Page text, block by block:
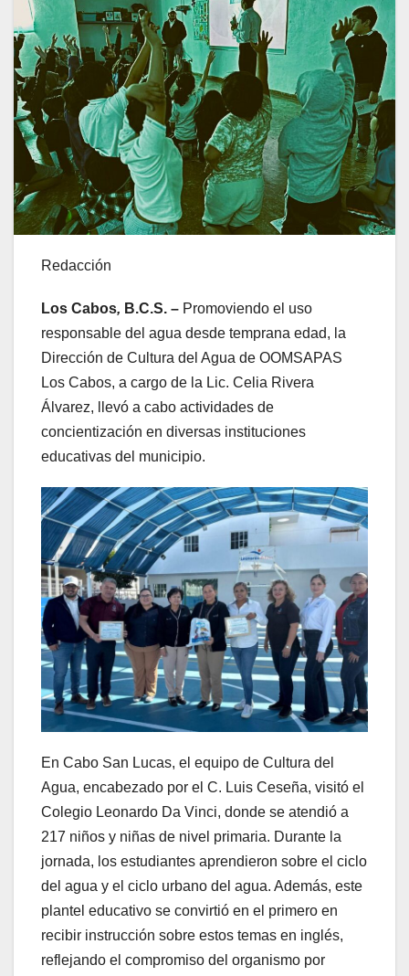
Redacción
Los Cabos, B.C.S. – Promoviendo el uso
responsable del agua desde temprana edad, la
Dirección de Cultura del Agua de OOMSAPAS
Los Cabos, a cargo de la Lic. Celia Rivera
Álvarez, llevó a cabo actividades de
concientización en diversas instituciones
educativas del municipio.
En Cabo San Lucas, el equipo de Cultura del
Agua, encabezado por el C. Luis Ceseña, visitó el
Colegio Leonardo Da Vinci, donde se atendió a
217 niños y niñas de nivel primaria. Durante la
jornada, los estudiantes aprendieron sobre el ciclo
del agua y el ciclo urbano del agua. Además, este
plantel educativo se convirtió en el primero en
recibir instrucción sobre estos temas en inglés,
reflejando el compromiso del organismo por